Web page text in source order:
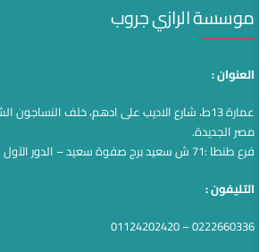
موسسة الرازي جروب
العنوان :
عمارة 13ط، شارع الاديب على ادهم، خلف
مصر الجديدة.
فرع طنطا :71 ش سعيد برج صفوة سعيد – الدور الآول
التليفون :
0222660336 – 01124202420